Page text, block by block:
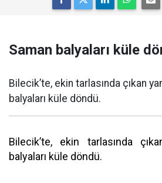
Saman balyaları küle
Bilecik’te, ekin tarlasında çıkan
balyaları küle döndü.
Bilecik’te, ekin tarlasında
balyaları küle döndü.